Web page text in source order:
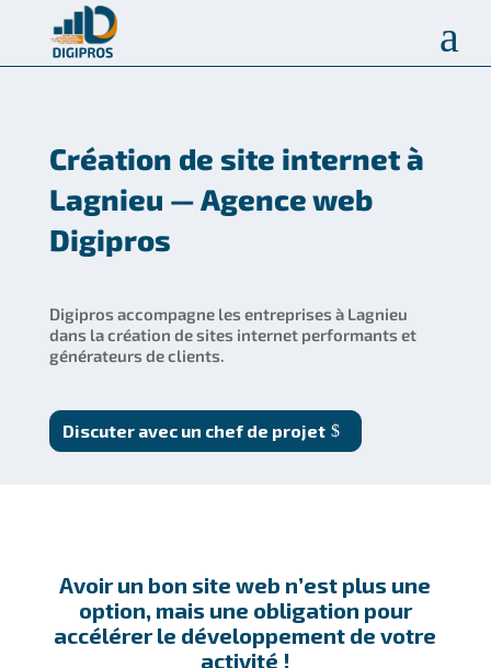
a
Création de site internet à
Lagnieu — Agence web
Digipros
Digipros accompagne les entreprises à Lagnieu
dans la création de sites internet performants et
générateurs de clients.
Discuter avec un chef de projet
Avoir un bon site web n’est plus une
option, mais une obligation pour
accélérer le développement de votre
activité !